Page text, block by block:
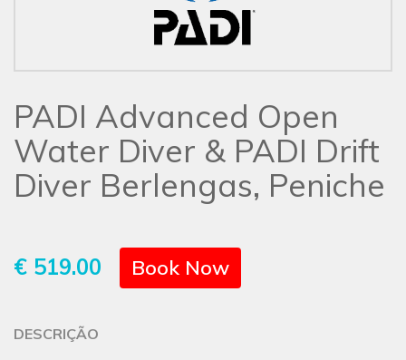
PADI Advanced Open
Water Diver & PADI Drift
Diver Berlengas, Peniche
€ 519.00 Book Now
DESCRIÇÃO